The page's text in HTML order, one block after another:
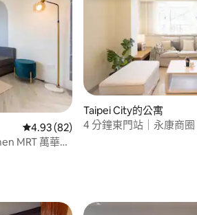
從 82 則評價中獲得 4.93 的平均評分
4.93 (82)
MRT 萬華西
Taipei City的公寓
4 分鐘東門站｜永康商